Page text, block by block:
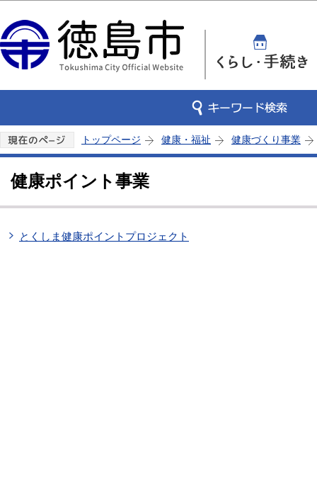
トップページ 健康・福祉 健康づくり事業
健康ポイント事業
とくしま健康ポイントプロジェクト